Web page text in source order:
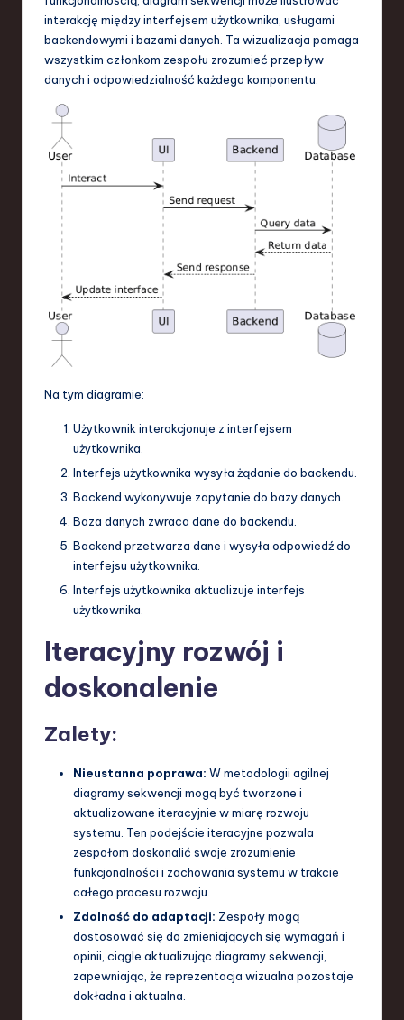
interakcję między interfejsem użytkownika, usługami
backendowymi i bazami danych. Ta wizualizacja pomaga
wszystkim członkom zespołu zrozumieć przepływ
danych i odpowiedzialność każdego komponentu.
Na tym diagramie:
Użytkownik interakcjonuje z interfejsem
użytkownika.
Interfejs użytkownika wysyła żądanie do backendu.
Backend wykonywuje zapytanie do bazy danych.
Baza danych zwraca dane do backendu.
Backend przetwarza dane i wysyła odpowiedź do
interfejsu użytkownika.
Interfejs użytkownika aktualizuje interfejs
użytkownika.
Iteracyjny rozwój i
doskonalenie
Zalety:
Nieustanna poprawa: W metodologii agilnej
diagramy sekwencji mogą być tworzone i
aktualizowane iteracyjnie w miarę rozwoju
systemu. Ten podejście iteracyjne pozwala
zespołom doskonalić swoje zrozumienie
funkcjonalności i zachowania systemu w trakcie
całego procesu rozwoju.
Zdolność do adaptacji: Zespoły mogą
dostosować się do zmieniających się wymagań i
opinii, ciągle aktualizując diagramy sekwencji,
zapewniając, że reprezentacja wizualna pozostaje
dokładna i aktualna.